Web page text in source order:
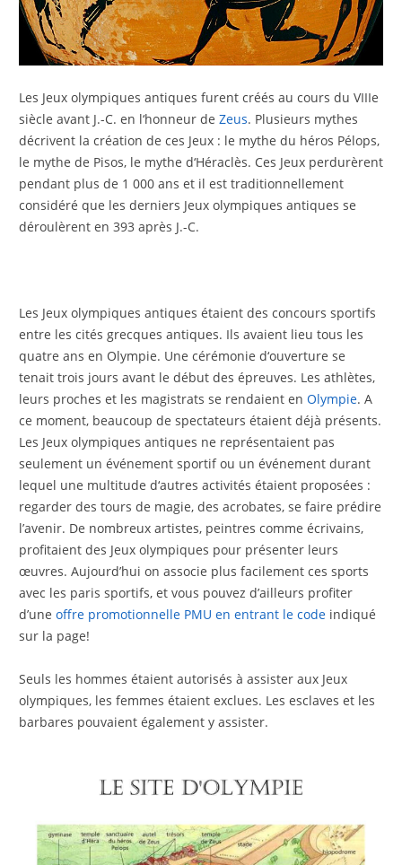
Les Jeux olympiques antiques furent créés au cours du VIIIe
siècle avant J.-C. en l‘honneur de Zeus. Plusieurs mythes
décrivent la création de ces Jeux : le mythe du héros Pélops,
le mythe de Pisos, le mythe d‘Héraclès. Ces Jeux perdurèrent
pendant plus de 1 000 ans et il est traditionnellement
considéré que les derniers Jeux olympiques antiques se
déroulèrent en 393 après J.-C.
Les Jeux olympiques antiques étaient des concours sportifs
entre les cités grecques antiques. Ils avaient lieu tous les
quatre ans en Olympie. Une cérémonie d‘ouverture se
tenait trois jours avant le début des épreuves. Les athlètes,
leurs proches et les magistrats se rendaient en Olympie. A
ce moment, beaucoup de spectateurs étaient déjà présents.
Les Jeux olympiques antiques ne représentaient pas
seulement un événement sportif ou un événement durant
lequel une multitude d‘autres activités étaient proposées :
regarder des tours de magie, des acrobates, se faire prédire
l’avenir. De nombreux artistes, peintres comme écrivains,
profitaient des Jeux olympiques pour présenter leurs
œuvres. Aujourd’hui on associe plus facilement ces sports
avec les paris sportifs, et vous pouvez d’ailleurs profiter
d’une offre promotionnelle PMU en entrant le codeindiqué
sur la page!
Seuls les hommes étaient autorisés à assister aux Jeux
olympiques, les femmes étaient exclues. Les esclaves et les
barbares pouvaient également y assister.